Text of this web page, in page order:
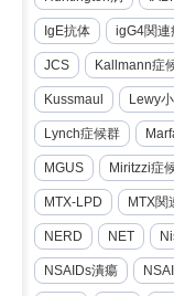
IgE抗体 igG4関連
JCS Kallmann症
Kussmaul Lewy
Lynch症候群
MGUS Miritzzi症
MTX-LPD MTX関
NERD NET
NSAIDs潰瘍